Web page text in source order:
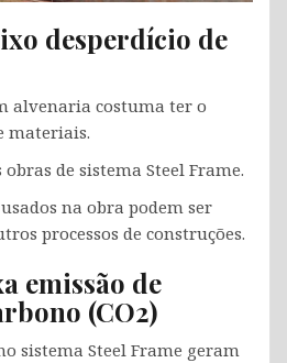
desperdício de
alvenaria costuma ter o
materiais.
de sistema Steel Frame.
na obra podem ser
processos de construções.
emissão de
(CO2)
sistema Steel Frame geram